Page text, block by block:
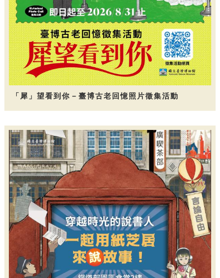
「犀」望看到你－臺博古老回憶照片徵集活動